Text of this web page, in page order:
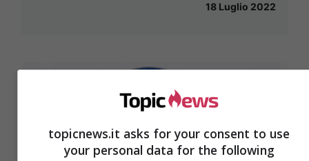
18 Luglio 2022
topicnews.it asks for your consent to use
your personal data for the following